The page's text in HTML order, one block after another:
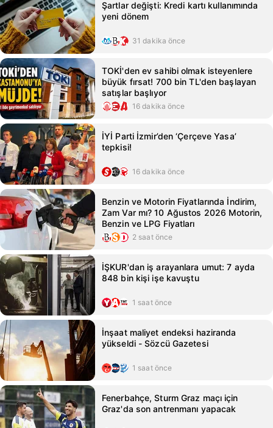
Şartlar değişti: Kredi kartı kullanımında
yeni dönem
31 dakika önce
TOKİ'den ev sahibi olmak isteyenlere
büyük fırsat! 700 bin TL'den başlayan
satışlar başlıyor
16 dakika önce
İYİ Parti İzmir’den ‘Çerçeve Yasa’
tepkisi!
16 dakika önce
Benzin ve Motorin Fiyatlarında İndirim,
Zam Var mı? 10 Ağustos 2026 Motorin,
Benzin ve LPG Fiyatları
2 saat önce
İŞKUR'dan iş arayanlara umut: 7 ayda
848 bin kişi işe kavuştu
1 saat önce
İnşaat maliyet endeksi haziranda
yükseldi - Sözcü Gazetesi
1 saat önce
Fenerbahçe, Sturm Graz maçı için
Graz'da son antrenmanı yapacak